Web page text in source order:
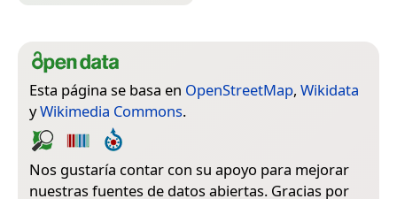
Esta página se basa en OpenStreetMap, Wikidata
yWikimedia Commons.
Nos gustaría contar con su apoyo para mejorar
nuestras fuentes de datos abiertas. Gracias por